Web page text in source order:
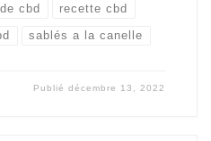
cbd
recette cbd
sablés a la canelle
Publiédécembre 13, 2022